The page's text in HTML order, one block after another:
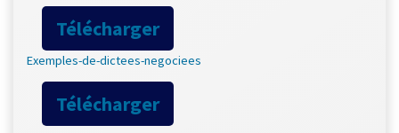
Télécharger
Exemples-de-dictees-negociees
Télécharger